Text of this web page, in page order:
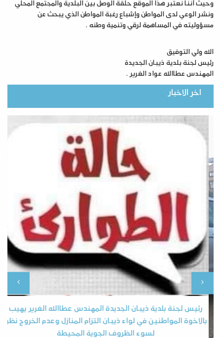
وحيث أننا نعتبر هذا الموقع حلقة الوصل بين البلدية والمجتمع المحلي
ونشر الوعي لدى المواطن وإشباع رغبة المواطن الذي يبحث عن
مسؤوليته في المساهمة لرقي وتنمية وطنه .
الله ولي التوفيق
رئيس لجنة بلدية ذيبان الجديدة
المهندس عطاالله عواد الغرير .
اخر الاخبار
رئيس لجنة بلدية ذيبان الجديدة المهندس عطاالله الغرير يهيب
بالاخوة المواطنين في لواء ذيبان التزام المنازل وعدم الخروج نظراً
لسوء الظروف الجوية المحيطة